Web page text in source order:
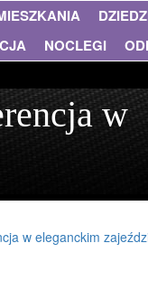
NOCLEGI
w
w eleganckim